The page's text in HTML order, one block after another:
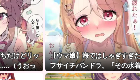
だけどリッ
（うおっ
【ウマ娘】海ではしゃぎすぎ
フサイチパンドラ。「その水
でおんぶはマズイ…」